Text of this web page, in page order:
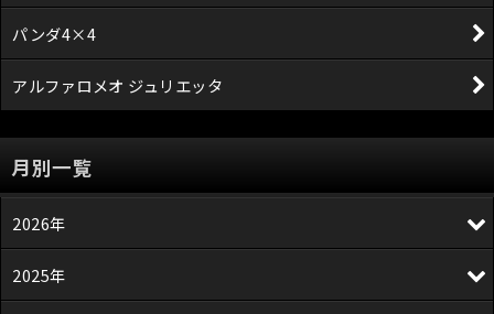
パンダ4×4
アルファロメオ ジュリエッタ
月別一覧
2026年
2025年